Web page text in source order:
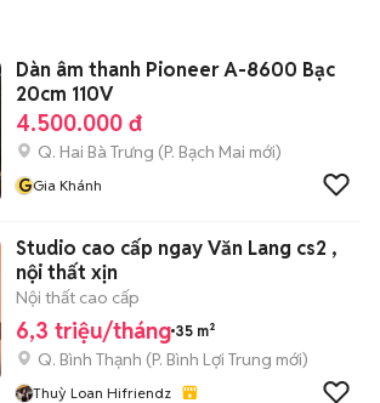
Dàn âm thanh Pioneer A-8600 Bạc
20cm 110V
4.500.000 đ
Q. Hai Bà Trưng (P. Bạch Mai mới)
GGia Khánh
Studio cao cấp ngay Văn Lang cs2 ,
nội thất xịn
Nội thất cao cấp
6,3 triệu/tháng 35 m²
Q. Bình Thạnh (P. Bình Lợi Trung mới)
Thuỳ Loan Hifriendz